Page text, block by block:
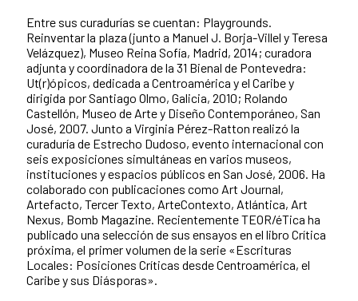
Entre sus curadurías se cuentan: Playgrounds.
Reinventar la plaza (junto a Manuel J. Borja-Villel y Teresa
Velázquez), Museo Reina Sofía, Madrid, 2014; curadora
adjunta y coordinadora de la 31 Bienal de Pontevedra:
Ut(r)ópicos, dedicada a Centroamérica y el Caribe y
dirigida por Santiago Olmo, Galicia, 2010; Rolando
Castellón, Museo de Arte y Diseño Contemporáneo, San
José, 2007. Junto a Virginia Pérez-Ratton realizó la
curaduría de Estrecho Dudoso, evento internacional con
seis exposiciones simultáneas en varios museos,
instituciones y espacios públicos en San José, 2006. Ha
colaborado con publicaciones como Art Journal,
Artefacto, Tercer Texto, ArteContexto, Atlántica, Art
Nexus, Bomb Magazine. Recientemente TEOR/éTica ha
publicado una selección de sus ensayos en el libro Crítica
próxima, el primer volumen de la serie «Escrituras
Locales: Posiciones Críticas desde Centroamérica, el
Caribe y sus Diásporas».